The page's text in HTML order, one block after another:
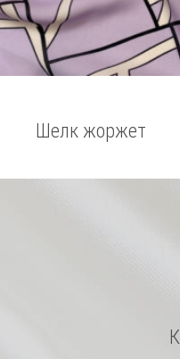
Шелк жоржет